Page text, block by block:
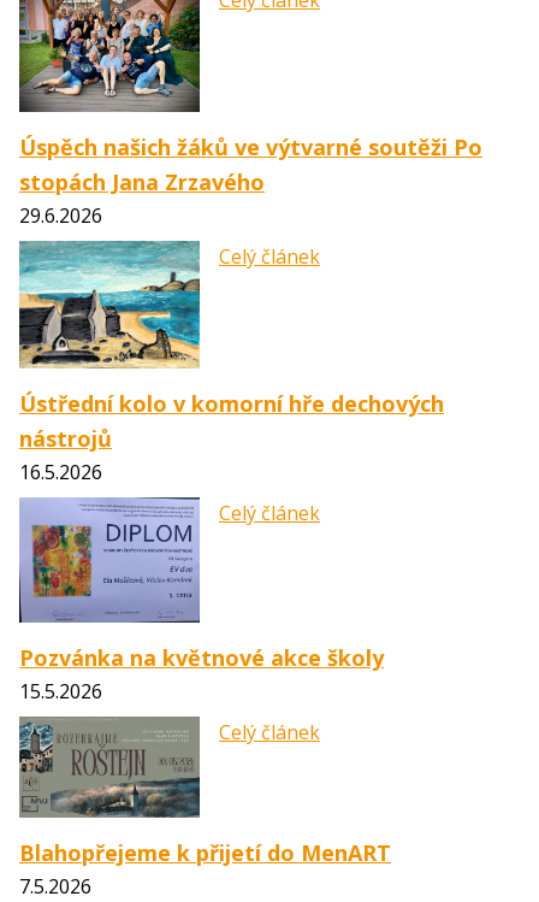
Úspěch našich žáků ve výtvarné soutěži Po
stopách Jana Zrzavého
29.6.2026
Celý článek
Ústřední kolo v komorní hře dechových
nástrojů
16.5.2026
Celý článek
Pozvánka na květnové akce školy
15.5.2026
Celý článek
Blahopřejeme k přijetí do MenART
7.5.2026